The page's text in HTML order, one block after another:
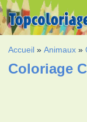
Accueil »Animaux »
Coloriage